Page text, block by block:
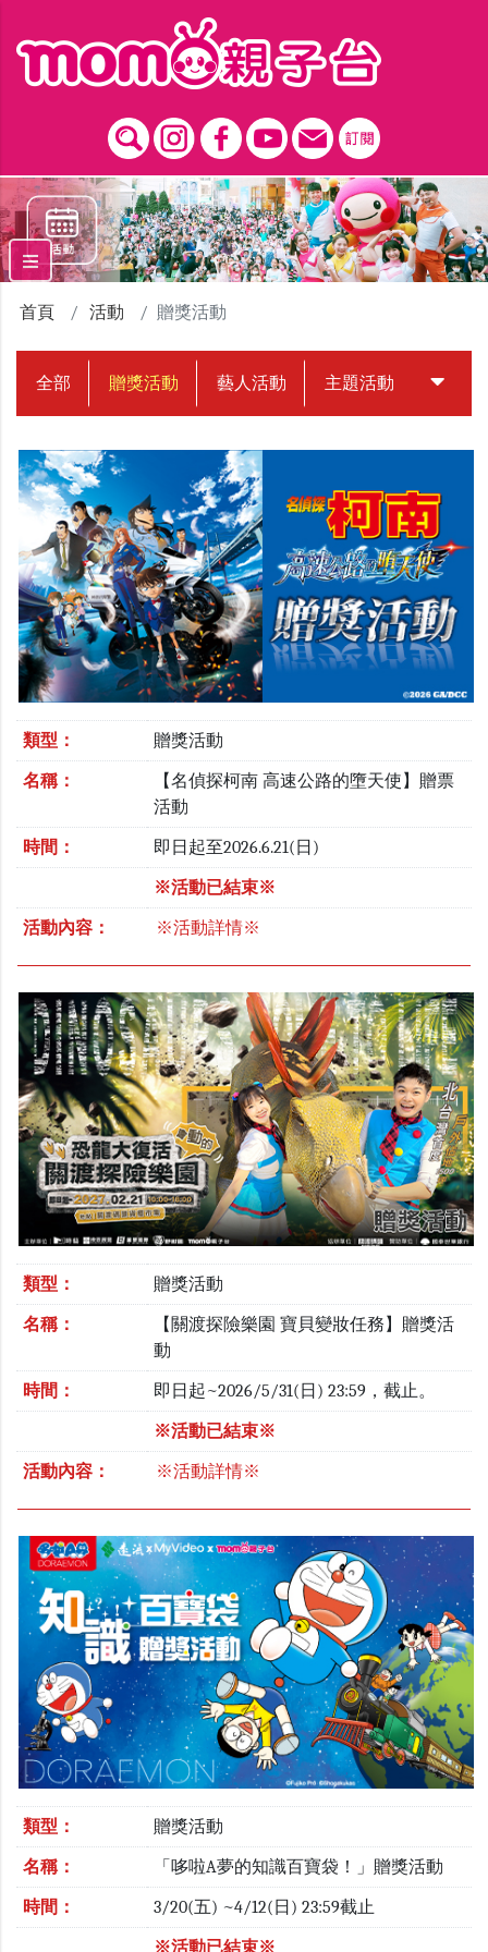
首頁 活動 贈獎活動
全部 贈獎活動 藝人活動 主題活動 中獎名
類型： 贈獎活動
名稱：
【名偵探柯南 高速公路的墮天使】贈票
活動
時間： 即日起至2026.6.21(日)
※活動已結束※
活動內容： ※活動詳情※
類型： 贈獎活動
名稱：
【關渡探險樂園 寶貝變妝任務】贈獎活
動
時間： 即日起~2026/5/31(日) 23:59，截止。
※活動已結束※
活動內容： ※活動詳情※
類型： 贈獎活動
名稱： 「哆啦A夢的知識百寶袋！」贈獎活動
時間： 3/20(五) ~4/12(日) 23:59截止
※活動已結束※